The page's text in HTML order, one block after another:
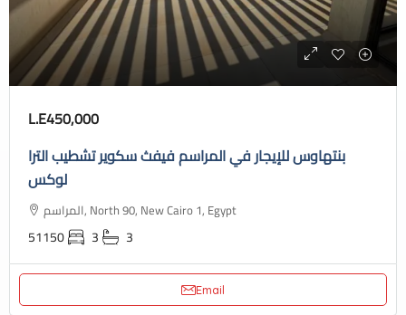
L.E450,000
بنتهاوس للإيجار في المراسم فيفث سكوير تشطيب الترا
لوكس
المراسم, North 90, New Cairo 1, Egypt
51150 3 3
Email